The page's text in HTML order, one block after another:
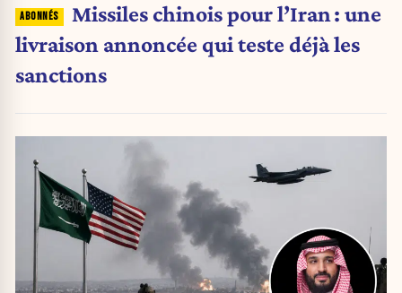
Missiles chinois pour l’Iran : une
livraison annoncée qui teste déjà les
sanctions